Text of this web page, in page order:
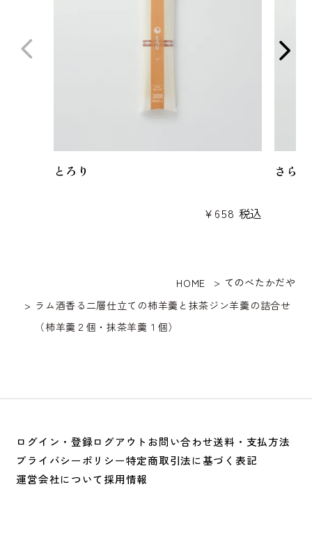
とろり
¥ 658 税込
さらり
HOME
てのべたかだや
ラム酒香る二層仕立ての柿羊羹と抹茶ジン羊羹の詰合せ
（柿羊羹２個・抹茶羊羹１個）
ログイン・登録ログアウト お問い合わせ送料・支払方法
プライバシーポリシー特定商取引法に基づく表記
運営会社について採用情報